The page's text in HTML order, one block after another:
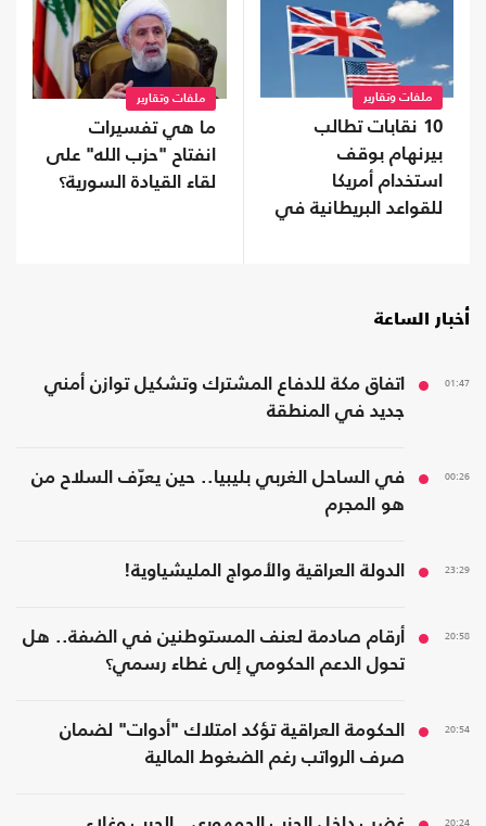
ملفات وتقارير
10 نقابات تطالب
بيرنهام بوقف
استخدام أمريكا
للقواعد البريطانية في
ملفات وتقارير
ما هي تفسيرات
انفتاح "حزب الله" على
لقاء القيادة السورية؟
أخبار الساعة
01:47
اتفاق مكة للدفاع المشترك وتشكيل توازن أمني
جديد في المنطقة
00:26
في الساحل الغربي بليبيا.. حين يعرّف السلاح من
هو المجرم
23:29 الدولة العراقية والأمواج المليشياوية!
20:58
أرقام صادمة لعنف المستوطنين في الضفة.. هل
تحول الدعم الحكومي إلى غطاء رسمي؟
20:54
الحكومة العراقية تؤكد امتلاك "أدوات" لضمان
صرف الرواتب رغم الضغوط المالية
20:24